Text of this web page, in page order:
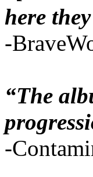
here
-
“The
-